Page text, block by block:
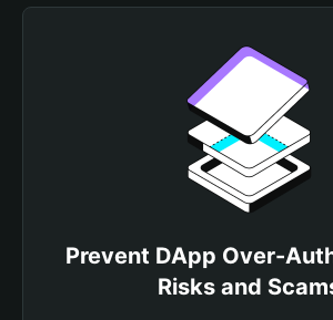
Prevent DApp Over-
Risks and